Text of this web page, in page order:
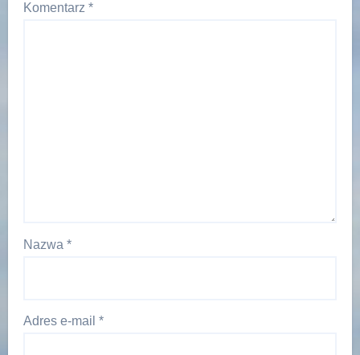
Komentarz *
Nazwa *
Adres e-mail *